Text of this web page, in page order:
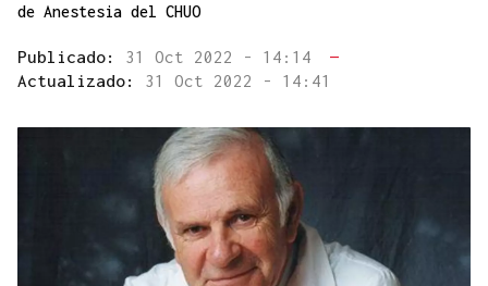
de Anestesia del CHUO
Publicado: 31 Oct 2022 - 14:14
—
Actualizado: 31 Oct 2022 - 14:41